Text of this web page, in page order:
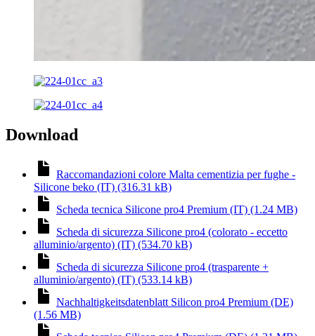
Download
Raccomandazioni colore Malta cementizia per fughe -
Silicone beko (IT) (316.31 kB)
Scheda tecnica Silicone pro4 Premium (IT) (1.24 MB)
Scheda di sicurezza Silicone pro4 (colorato - eccetto
alluminio/argento) (IT) (534.70 kB)
Scheda di sicurezza Silicone pro4 (trasparente +
alluminio/argento) (IT) (533.14 kB)
Nachhaltigkeitsdatenblatt Silicon pro4 Premium (DE)
(1.56 MB)